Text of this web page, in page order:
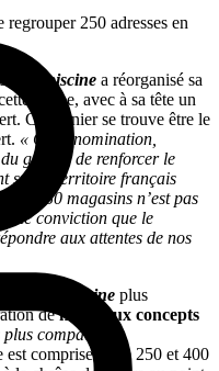
250 adresses en
Irripiscine a réorganisé sa
forme, avec à sa tête un
Ce dernier se trouve être le
« Cette nomination,
groupe de renforcer le
sur le territoire français
de 250 magasins n’est pas
une conviction que le
aux attentes de nos
Irripiscine plus
denouveaux concepts
plus compactes »
comprise entre 250 et 400